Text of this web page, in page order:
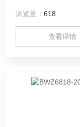
浏览量：618
查看详情